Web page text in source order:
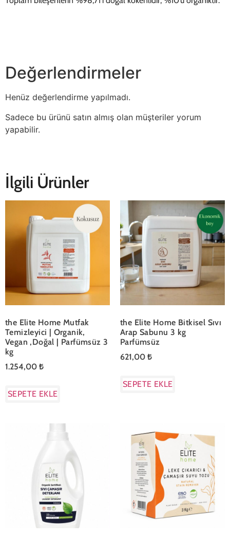
Değerlendirmeler
Henüz değerlendirme yapılmadı.
Sadece bu ürünü satın almış olan müşteriler yorum
yapabilir.
İlgili Ürünler
the Elite Home Mutfak
Temizleyici | Organik,
Vegan ,Doğal | Parfümsüz 3
kg
1.254,00 ₺
SEPETE EKLE
the Elite Home Bitkisel Sıvı
Arap Sabunu 3 kg
Parfümsüz
621,00 ₺
SEPETE EKLE